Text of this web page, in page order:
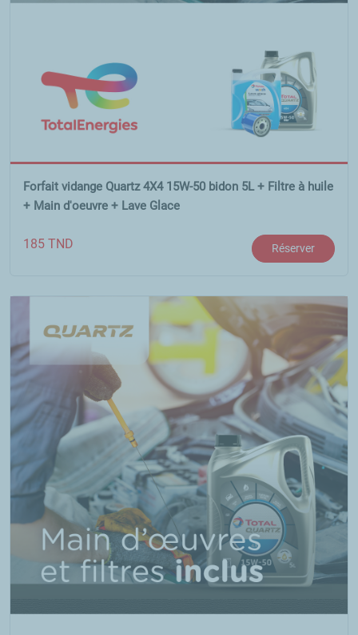
Forfait vidange Quartz 4X4 15W-50 bidon 5L + Filtre à huile
+ Main d'oeuvre + Lave Glace
185 TND Réserver